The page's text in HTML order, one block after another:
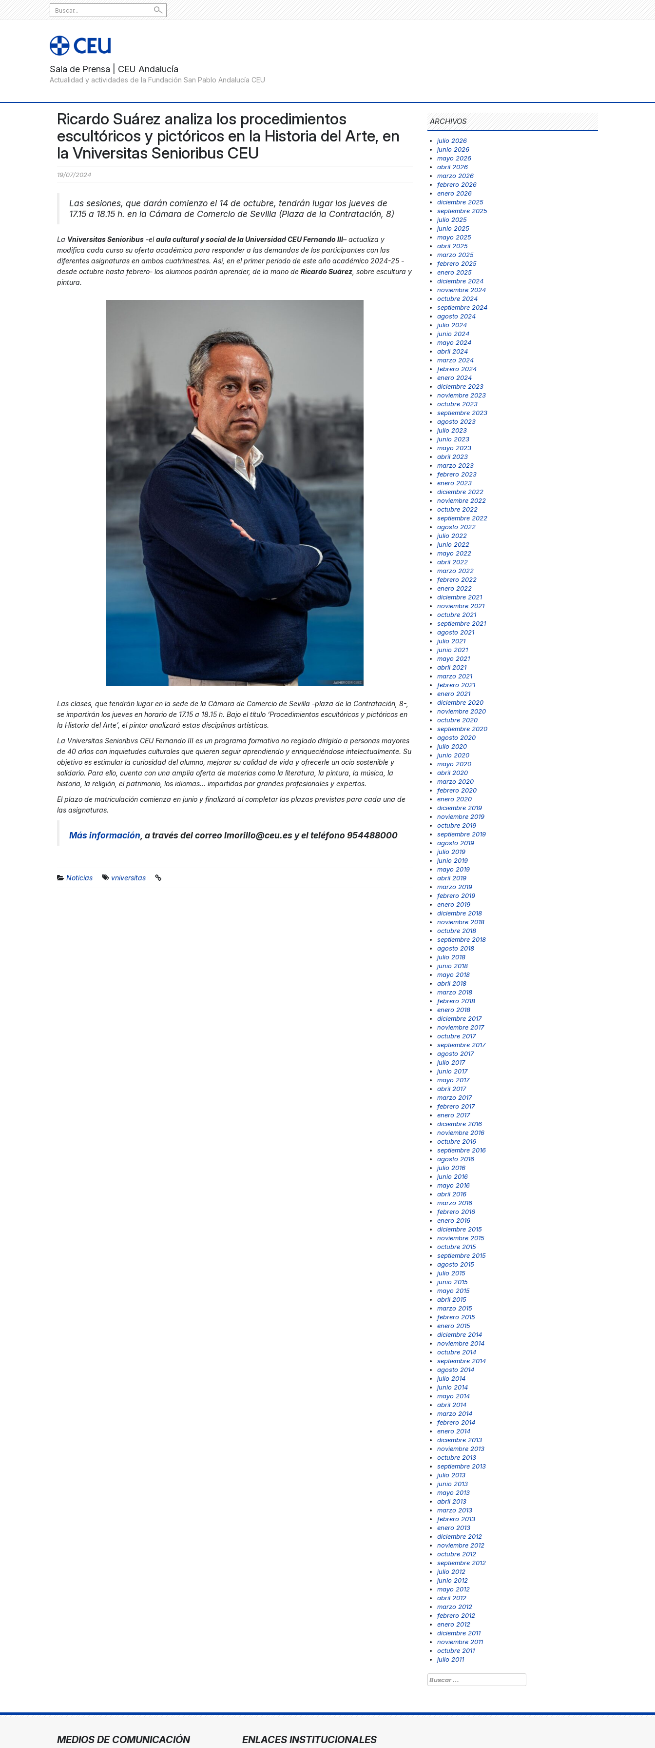
Search
for:
Ricardo Suárez analiza los procedimientos
escultóricos y pictóricos en la Historia del Arte, en
la Vniversitas Senioribus CEU
19/07/2024
Las sesiones, que darán comienzo el 14 de octubre, tendrán lugar los jueves de
17.15 a 18.15 h. en la Cámara de Comercio de Sevilla (Plaza de la Contratación, 8)
La Vniversitas Senioribus -elaula cultural y social de la Universidad CEU Fernando III– actualiza y
modifica cada curso su oferta académica para responder a las demandas de los participantes con las
diferentes asignaturas en ambos cuatrimestres. Así, en el primer periodo de este año académico 2024-25 -
desde octubre hasta febrero- los alumnos podrán aprender, de la mano de Ricardo Suárez , sobre escultura y
pintura.
Las clases, que tendrán lugar en la sede de la Cámara de Comercio de Sevilla -plaza de la Contratación, 8-,
se impartirán los jueves en horario de 17.15 a 18.15 h. Bajo el título ‘Procedimientos escultóricos y pictóricos en
la Historia del Arte’, el pintor analizará estas disciplinas artísticas.
La Vniversitas Senioribvs CEU Fernando III es un programa formativo no reglado dirigido a personas mayores
de 40 años con inquietudes culturales que quieren seguir aprendiendo y enriqueciéndose intelectualmente. Su
objetivo es estimular la curiosidad del alumno, mejorar su calidad de vida y ofrecerle un ocio sostenible y
solidario. Para ello, cuenta con una amplia oferta de materias como la literatura, la pintura, la música, la
historia, la religión, el patrimonio, los idiomas… impartidas por grandes profesionales y expertos.
El plazo de matriculación comienza en junio y finalizará al completar las plazas previstas para cada una de
las asignaturas.
Más información , a través del correo lmorillo@ceu.es y el teléfono 954488000
Noticias vniversitas
ARCHIVOS
julio 2026
junio 2026
mayo 2026
abril 2026
marzo 2026
febrero 2026
enero 2026
diciembre 2025
septiembre 2025
julio 2025
junio 2025
mayo 2025
abril 2025
marzo 2025
febrero 2025
enero 2025
diciembre 2024
noviembre 2024
octubre 2024
septiembre 2024
agosto 2024
julio 2024
junio 2024
mayo 2024
abril 2024
marzo 2024
febrero 2024
enero 2024
diciembre 2023
noviembre 2023
octubre 2023
septiembre 2023
agosto 2023
julio 2023
junio 2023
mayo 2023
abril 2023
marzo 2023
febrero 2023
enero 2023
diciembre 2022
noviembre 2022
octubre 2022
septiembre 2022
agosto 2022
julio 2022
junio 2022
mayo 2022
abril 2022
marzo 2022
febrero 2022
enero 2022
diciembre 2021
noviembre 2021
octubre 2021
septiembre 2021
agosto 2021
julio 2021
junio 2021
mayo 2021
abril 2021
marzo 2021
febrero 2021
enero 2021
diciembre 2020
noviembre 2020
octubre 2020
septiembre 2020
agosto 2020
julio 2020
junio 2020
mayo 2020
abril 2020
marzo 2020
febrero 2020
enero 2020
diciembre 2019
noviembre 2019
octubre 2019
septiembre 2019
agosto 2019
julio 2019
junio 2019
mayo 2019
abril 2019
marzo 2019
febrero 2019
enero 2019
diciembre 2018
noviembre 2018
octubre 2018
septiembre 2018
agosto 2018
julio 2018
junio 2018
mayo 2018
abril 2018
marzo 2018
febrero 2018
enero 2018
diciembre 2017
noviembre 2017
octubre 2017
septiembre 2017
agosto 2017
julio 2017
junio 2017
mayo 2017
abril 2017
marzo 2017
febrero 2017
enero 2017
diciembre 2016
noviembre 2016
octubre 2016
septiembre 2016
agosto 2016
julio 2016
junio 2016
mayo 2016
abril 2016
marzo 2016
febrero 2016
enero 2016
diciembre 2015
noviembre 2015
octubre 2015
septiembre 2015
agosto 2015
julio 2015
junio 2015
mayo 2015
abril 2015
marzo 2015
febrero 2015
enero 2015
diciembre 2014
noviembre 2014
octubre 2014
septiembre 2014
agosto 2014
julio 2014
junio 2014
mayo 2014
abril 2014
marzo 2014
febrero 2014
enero 2014
diciembre 2013
noviembre 2013
octubre 2013
septiembre 2013
julio 2013
junio 2013
mayo 2013
abril 2013
marzo 2013
febrero 2013
enero 2013
diciembre 2012
noviembre 2012
octubre 2012
septiembre 2012
julio 2012
junio 2012
mayo 2012
abril 2012
marzo 2012
febrero 2012
enero 2012
diciembre 2011
noviembre 2011
octubre 2011
julio 2011
Buscar:
MEDIOS DE COMUNICACIÓN ENLACES INSTITUCIONALES